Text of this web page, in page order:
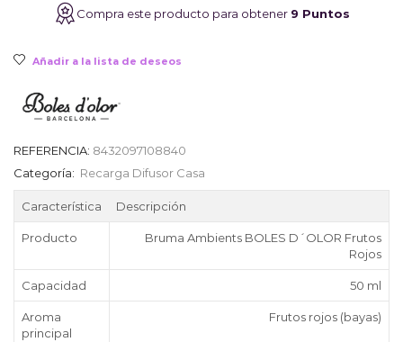
11,65€.9,32€.
Compra este producto para obtener 9 Puntos
Añadir a la lista de deseos
REFERENCIA: 8432097108840
Categoría: Recarga Difusor Casa
Característica Descripción
Producto
Bruma Ambients BOLES D´OLOR Frutos
Rojos
Capacidad 50 ml
Aroma
principal
Frutos rojos (bayas)